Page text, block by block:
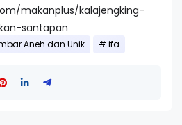
makanplus/kalajengking-
santapan
Aneh dan Unik ifa